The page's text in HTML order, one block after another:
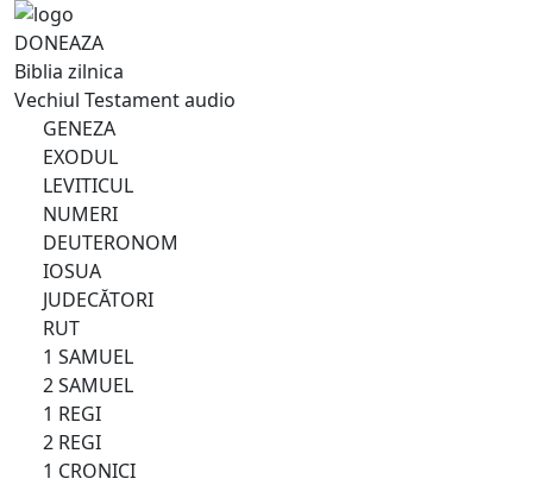
DONEAZA
Biblia zilnica
Vechiul Testament audio
GENEZA
EXODUL
LEVITICUL
NUMERI
DEUTERONOM
IOSUA
JUDECĂTORI
RUT
1 SAMUEL
2 SAMUEL
1 REGI
2 REGI
1 CRONICI